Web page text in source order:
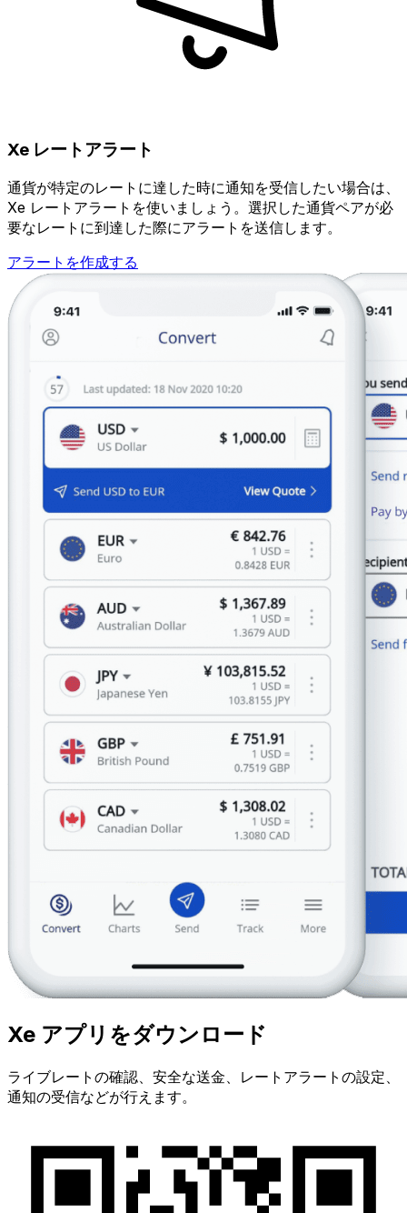
Xe レートアラート
通貨が特定のレートに達した時に通知を受信したい場合は、
Xe レートアラートを使いましょう。選択した通貨ペアが必
要なレートに到達した際にアラートを送信します。
アラートを作成する
Xe アプリをダウンロード
ライブレートの確認、安全な送金、レートアラートの設定、
通知の受信などが行えます。